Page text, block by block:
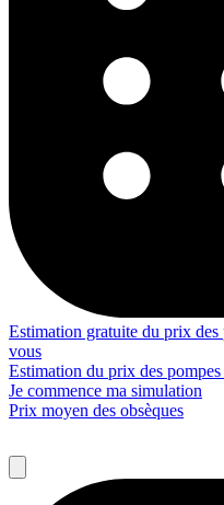
Estimation gratuite du prix des
vous
Estimation du prix des pompes
Je commence ma simulation
Prix moyen des obsèques